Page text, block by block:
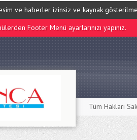
ve haberler izinsiz ve kaynak
Footer Menü ayarlarınızı yapınız.
Tüm Hakları